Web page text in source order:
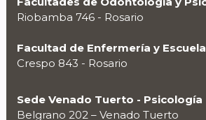
Riobamba 746 - Rosario
Facultad de Enfermería y
Crespo 843 - Rosario
Sede Venado Tuerto - Psicología
Belgrano 202 – Venado Tuerto